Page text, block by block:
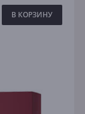
В КОРЗИНУ